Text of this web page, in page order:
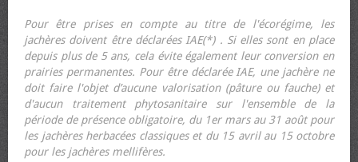
Pour être prises en compte au titre de l'écorégime, les
jachères doivent être déclarées IAE(*) . Si elles sont en place
depuis plus de 5 ans, cela évite également leur conversion en
prairies permanentes. Pour être déclarée IAE, une jachère ne
doit faire l'objet d’aucune valorisation (pâture ou fauche) et
d'aucun traitement phytosanitaire sur l'ensemble de la
période de présence obligatoire, du 1er mars au 31 août pour
les jachères herbacées classiques et du 15 avril au 15 octobre
pour les jachères mellifères.